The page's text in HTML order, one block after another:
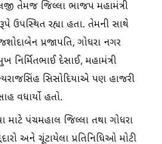
તેમજ જિલ્લા ભાજપ મહામંત્રી
ઉપસ્થિત રહ્યા હતા. તેમની સાથે
પ્રજાપતિ, ગોધરા નગર
નિર્મિતભાઈ દેસાઈ, મહામંત્રી
સિસોદિયાએ પણ હાજરી
વધાર્યો હતો.
માટે પંચમહાલ જિલ્લા તથા ગોધરા
અને ચૂંટાયેલા પ્રતિનિધિઓ મોટી